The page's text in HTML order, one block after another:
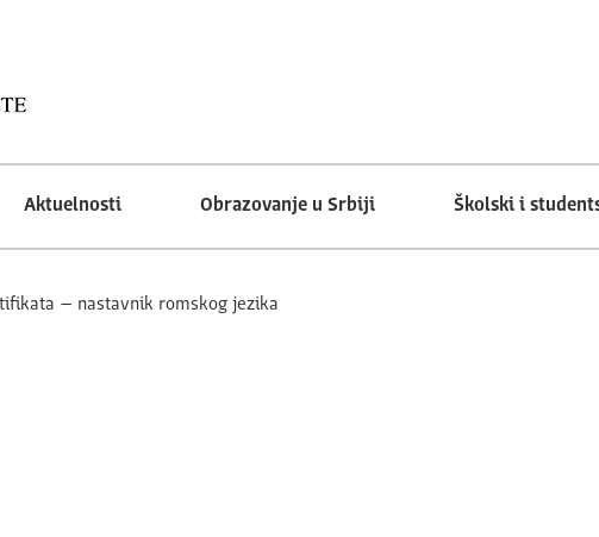
Aktuelnosti Obrazovanje u Srbiji Školski i
– nastavnik romskog jezika